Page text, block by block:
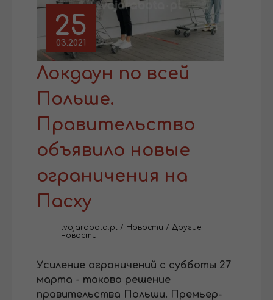
25
03.2021
Локдаун по всей
Польше.
Правительство
объявило новые
ограничения на
Пасху
tvojarabota.pl / Новости / Другие
новости
Усиление ограничений с субботы 27
марта - таково решение
правительства Польши. Премьер-